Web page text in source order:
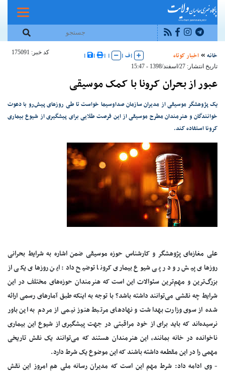
خانه اخبار کوتاه |ف |
|
|
|
|
کد خبر: 175091
تاریخ انتشار: 27/اسفند/1398 - 15:47
عبور از بحران کرونا با کمک موسیقی
یک پژوهشگر موسیقی از مدیران سازمان صداوسیما خواست تا طی روزهای پیش‌رو با دعوت
خوانندگان و هنرمندان مطرح موسیقی از این فرصت طلایی برای پیشگیری از شیوع بیماری
کرونا استفاده کند.
علی مغازه‌ای پژوهشگر و کارشناس حوزه موسیقی ضمن اشاره به شرایط بحرانی
روزهای پیش رو در پی شیوع بیماری کرونا توضیح داد: این روزهای یکی از
بزرگ‌ترین و مهم‌ترین سئوالات این است که هنرمندان حوزه‌های مختلف در این
شرایط چه نقشی می‌توانند داشته باشد؟ با توجه به اینکه طبق آمارهای رسمی ارائه
شده از سوی وزارت بهداشت و نهادهای مرتبط هنوز نیمی از مردم به این باور
نرسیده‌اند که باید برای از خود مراقبتی در جهت پیشگیری از شیوع این بیماری
ناخوانده در خانه بمانند، این هنرمندان هستند که می‌توانند یک نقش تاریخی
مهمی را در این مقطعه داشته باشند که این موضوع یک شرط دارد.
- وی ادامه داد: شرط مهم این است که مدیران رسانه ملی هم امروز این نقش